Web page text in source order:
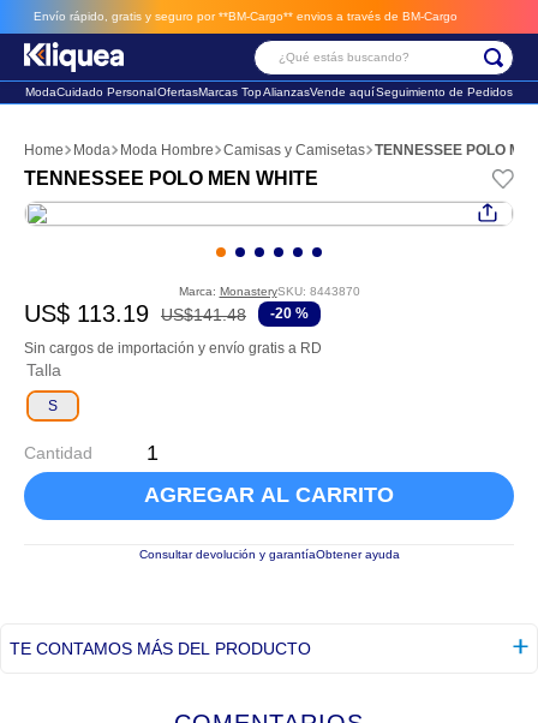
Envío rápido, gratis y seguro por **BM-Cargo** envios a través de BM-Cargo
¿Qué estás buscando?
ModaCuidado PersonalOfertasMarcas TopAlianzasVende aquíSeguimiento de Pedidos
Moda Moda Hombre Camisas y Camisetas TENNESSEE POLO
TENNESSEE POLO MEN WHITE
Marca: MonasterySKU: 8443870
US$ 113.19 US$141.48 -20 %
Sin cargos de importación y envío gratis a RD
Talla
S
Cantidad
AGREGAR AL CARRITO
Consultar devolución y garantíaObtener ayuda
TE CONTAMOS MÁS DEL PRODUCTO
2. sandalia